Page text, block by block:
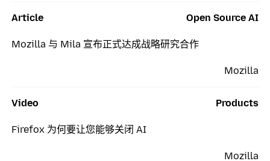
Article
Mozilla
Open Source AI
Mozilla 与 Mila 宣布正式达成战略研究合作
Video
Mozilla
Products
Firefox 为何要让您能够关闭 AI